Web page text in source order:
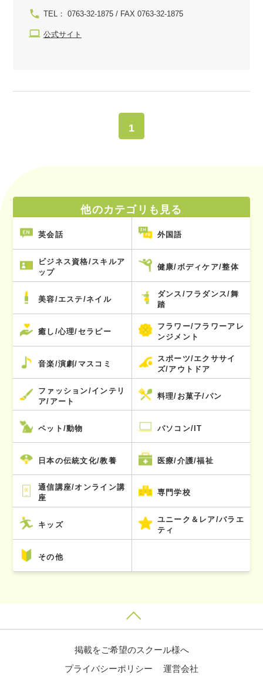
TEL： 0763-32-1875 / FAX 0763-32-1875
公式サイト
1
他のカテゴリも見る
英会話 外国語
ビジネス資格/スキルア
ップ
健康/ボディケア/整体
美容/エステ/ネイル
ダンス/フラダンス/舞
踏
癒し/心理/セラピー
フラワー/フラワーアレ
ンジメント
音楽/演劇/マスコミ
スポーツ/エクササイ
ズ/アウトドア
ファッション/インテリ
ア/アート
料理/お菓子/パン
ペット/動物 パソコン/IT
日本の伝統文化/教養 医療/介護/福祉
通信講座/オンライン講
座
専門学校
キッズ
ユニーク＆レア/バラエ
ティ
その他
掲載をご希望のスクール様へ
プライバシーポリシー
運営会社